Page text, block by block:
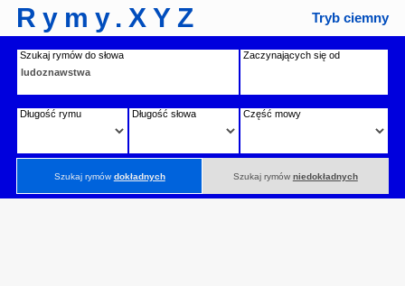
Rymy.XYZ Tryb ciemny
Szukaj rymów do słowa Zaczynających się od
Długość rymu Długość słowa Część mowy
Szukaj rymówdokładnych Szukaj rymów niedokładnych